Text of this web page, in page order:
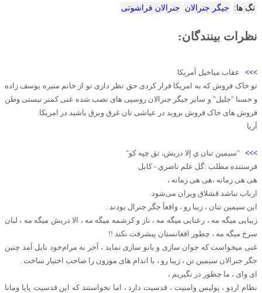
تگ ها: جیگر جنرالان جنرالان فراشوتی
نظرات بینندگان:
>>> عقاب میاخیل آمریکا
تو خاک فروش که به امریکا فرار کردی حق نظر داری تو از خانم منيره یوسف زاده
و حسنا "جليل" و سایر جیگر جنرالان روسپی های نصب شده غنی کمتر نیستی وطن
فروش های خاک فروش بروید در عیاشی تان غرق وبرق باشید در امریکا.
آریا
>>> "سيمين تنان ي إلا دريش، تق چپه كو"
فرستنده مطلب :گل علم ناصري - كابل
هی هی زمانه ،هی هی زمانه ،
ارباب نباشد قشلاق ویران می‌شود.
این سیمین تنان ، زیبا رو ، واقعآ جگر جنرال بودند .
زیبایی میگه مه ، رعنایی میگه مه ، ناز و کرشمه میگه مه ، الا دریش میگه مه ، لبان
سرخ میگه مه ، چطور افغانستان پیشرفت نکند !!
غنی میخواست که جوان سازی و بانو سازی نماید ، آخر به مرام‌خود نایل آمد چنین
جگر جنرالان سیمین تن ، زیبا رو ، با اندام های موزون را صاحب اختیار ساخت .
ای وای ، ما چطور در نگیریم ،
نظام اردو ، پولیس و‌امنیت ، قدسیت دارد ، اما نخواستند که این قدسیت پایا و‌مانا